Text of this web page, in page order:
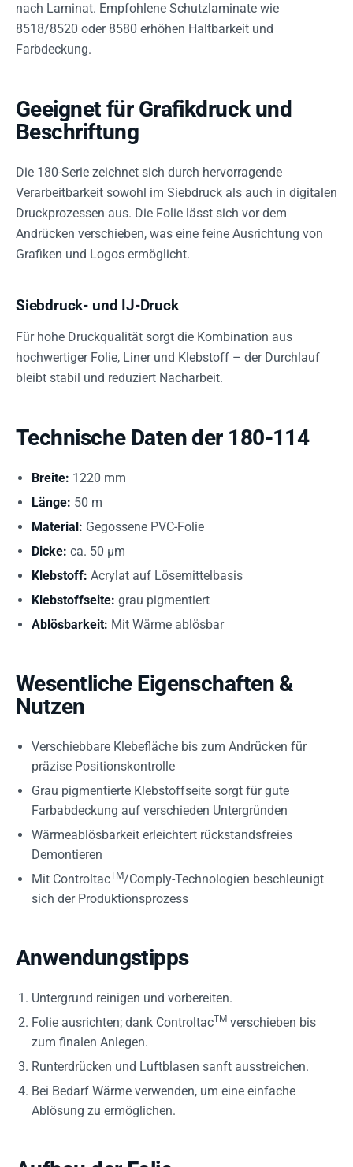
nach Laminat. Empfohlene Schutzlaminate wie
8518/8520 oder 8580 erhöhen Haltbarkeit und
Farbdeckung.
Geeignet für Grafikdruck und
Beschriftung
Die 180-Serie zeichnet sich durch hervorragende
Verarbeitbarkeit sowohl im Siebdruck als auch in digitalen
Druckprozessen aus. Die Folie lässt sich vor dem
Andrücken verschieben, was eine feine Ausrichtung von
Grafiken und Logos ermöglicht.
Siebdruck- und IJ-Druck
Für hohe Druckqualität sorgt die Kombination aus
hochwertiger Folie, Liner und Klebstoff – der Durchlauf
bleibt stabil und reduziert Nacharbeit.
Technische Daten der 180-114
Breite: 1220 mm
Länge: 50 m
Material: Gegossene PVC-Folie
Dicke: ca. 50 µm
Klebstoff: Acrylat auf Lösemittelbasis
Klebstoffseite: grau pigmentiert
Ablösbarkeit: Mit Wärme ablösbar
Wesentliche Eigenschaften &
Nutzen
Verschiebbare Klebefläche bis zum Andrücken für
präzise Positionskontrolle
Grau pigmentierte Klebstoffseite sorgt für gute
Farbabdeckung auf verschieden Untergründen
Wärmeablösbarkeit erleichtert rückstandsfreies
Demontieren
Mit ControltacTM/Comply-Technologien beschleunigt
sich der Produktionsprozess
Anwendungstipps
Untergrund reinigen und vorbereiten.
Folie ausrichten; dank ControltacTM verschieben bis
zum finalen Anlegen.
Runterdrücken und Luftblasen sanft ausstreichen.
Bei Bedarf Wärme verwenden, um eine einfache
Ablösung zu ermöglichen.